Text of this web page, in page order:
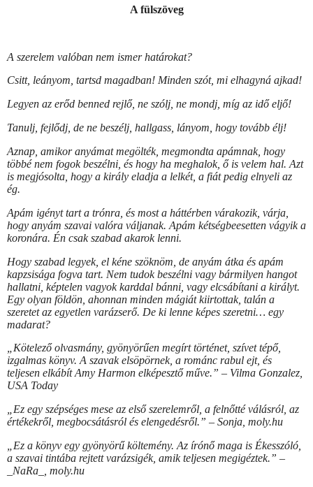
A fülszöveg
A szerelem valóban nem ismer határokat?
Csitt, leányom, tartsd magadban! Minden szót, mi elhagyná ajkad!
Legyen az erőd benned rejlő, ne szólj, ne mondj, míg az idő eljő!
Tanulj, fejlődj, de ne beszélj, hallgass, lányom, hogy tovább élj!
Aznap, amikor anyámat megölték, megmondta apámnak, hogy
többé nem fogok beszélni, és hogy ha meghalok, ő is velem hal. Azt
is megjósolta, hogy a király eladja a lelkét, a fiát pedig elnyeli az
ég.
Apám igényt tart a trónra, és most a háttérben várakozik, várja,
hogy anyám szavai valóra váljanak. Apám kétségbeesetten vágyik a
koronára. Én csak szabad akarok lenni.
Hogy szabad legyek, el kéne szöknöm, de anyám átka és apám
kapzsisága fogva tart. Nem tudok beszélni vagy bármilyen hangot
hallatni, képtelen vagyok karddal bánni, vagy elcsábítani a királyt.
Egy olyan földön, ahonnan minden mágiát kiirtottak, talán a
szeretet az egyetlen varázserő. De ki lenne képes szeretni… egy
madarat?
„Kötelező olvasmány, gyönyörűen megírt történet, szívet tépő,
izgalmas könyv. A szavak elsöpörnek, a románc rabul ejt, és
teljesen elkábít Amy Harmon elképesztő műve.” – Vilma Gonzalez,
USA Today
„Ez egy szépséges mese az első szerelemről, a felnőtté válásról, az
értékekről, megbocsátásról és elengedésről.” – Sonja, moly.hu
„Ez a könyv egy gyönyörű költemény. Az írónő maga is Ékesszóló,
a szavai tintába rejtett varázsigék, amik teljesen megigéztek.” –
_NaRa_, moly.hu